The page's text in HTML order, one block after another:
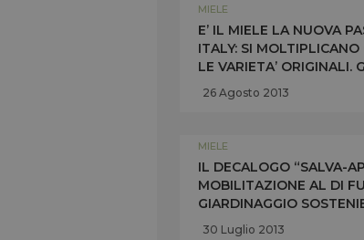
MIELE
E’ IL MIELE LA NUOVA
ITALY: SI
LE VARIETA’
SETTEMBRE) CON
26 Agosto 2013
MIELE
IL DECALOGO “SALVA-
MOBILITAZIONE AL DI
GIARDINAGGIO
L’USO DI PESTICIDI
30 Luglio 2013